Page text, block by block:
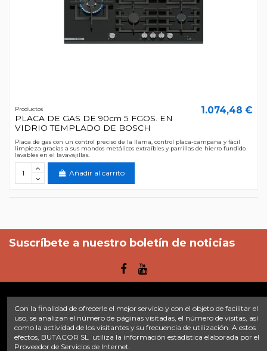
Productos
PLACA DE GAS DE 90cm 5 FGOS. EN
VIDRIO TEMPLADO DE BOSCH
1.074,48 €
Placa de gas con un control preciso de la llama, control placa-campana y fácil
limpieza gracias a sus mandos metálicos extraíbles y parrillas de hierro fundido
lavables en el lavavajillas.
Añadir al carrito
Suscríbete a nuestro boletín de noticias
Enlaces
Inicio Sobre nosotros Contacte con nosotros
Aviso legal
Con la finalidad de ofrecerle el mejor servicio y con el objeto de facilitar el
uso, se analizan el número de páginas visitadas, el número de visitas, así
como la actividad de los visitantes y su frecuencia de utilización. A estos
efectos, BUTACOR SL utiliza la información estadística elaborada por el
Proveedor de Servicios de Internet.